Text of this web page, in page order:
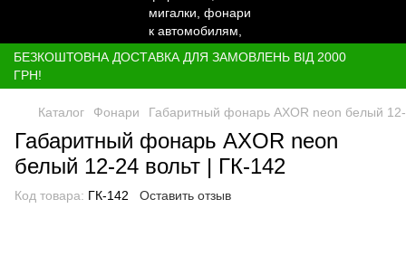
БЕЗКОШТОВНА ДОСТАВКА ДЛЯ ЗАМОВЛЕНЬ ВІД 2000
ГРН!
Каталог Фонари Габаритный фонарь AXOR neon белый
Габаритный фонарь AXOR neon
белый 12-24 вольт | ГК-142
Код товара: ГК-142 Оставить отзыв